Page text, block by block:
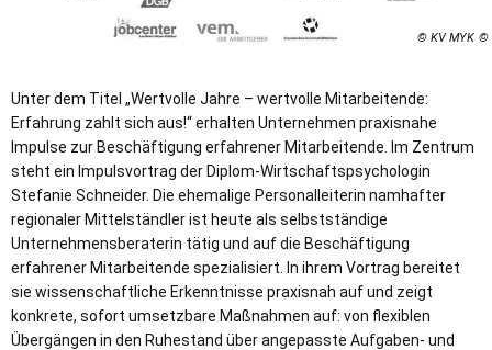
© KV MYK
Unter dem Titel „Wertvolle Jahre – wertvolle Mitarbeitende:
Erfahrung zahlt sich aus!“ erhalten Unternehmen praxisnahe
Impulse zur Beschäftigung erfahrener Mitarbeitende. Im Zentrum
steht ein Impulsvortrag der Diplom-Wirtschaftspsychologin
Stefanie Schneider. Die ehemalige Personalleiterin namhafter
regionaler Mittelständler ist heute als selbstständige
Unternehmensberaterin tätig und auf die Beschäftigung
erfahrener Mitarbeitende spezialisiert. In ihrem Vortrag bereitet
sie wissenschaftliche Erkenntnisse praxisnah auf und zeigt
konkrete, sofort umsetzbare Maßnahmen auf: von flexiblen
Übergängen in den Ruhestand über angepasste Aufgaben- und